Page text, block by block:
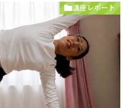
講座レポート